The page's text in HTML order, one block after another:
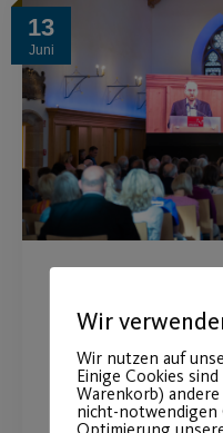
13
Juni
2024
Ein Abend der
Austauschs.
Wir
Wir nutzen auf
Einige Cookies
Warenkorb)
nicht-notwendigen